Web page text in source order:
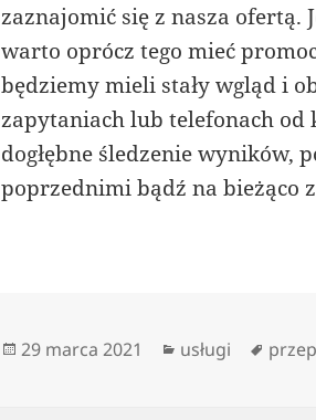
zaznajomić się z nasza ofertą.
warto oprócz tego mieć
będziemy mieli stały wgląd i
zapytaniach lub telefonach od
dogłębne śledzenie wyników,
poprzednimi bądź na bieżąco
Data
29 marca 2021 Kategorie
usługi Tagi